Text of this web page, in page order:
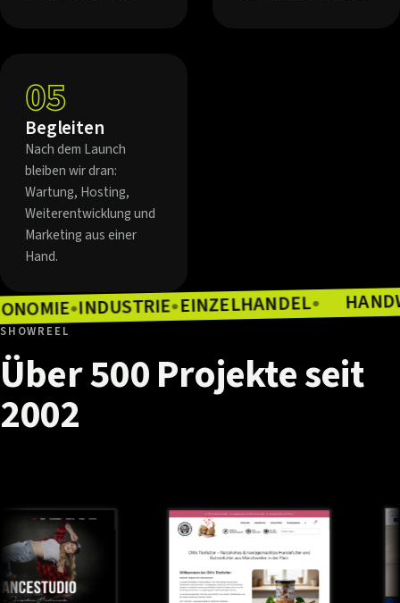
05
Begleiten
Nach dem Launch
bleiben wir dran:
Wartung, Hosting,
Weiterentwicklung und
Marketing aus einer
Hand.
●GASTRONOMIE●INDUSTRIE●EINZELHANDEL●
SHOWREEL
Über500Projekteseit
2002